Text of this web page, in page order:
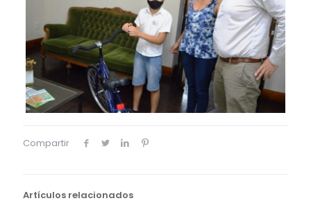
Compartir
Artículos relacionados